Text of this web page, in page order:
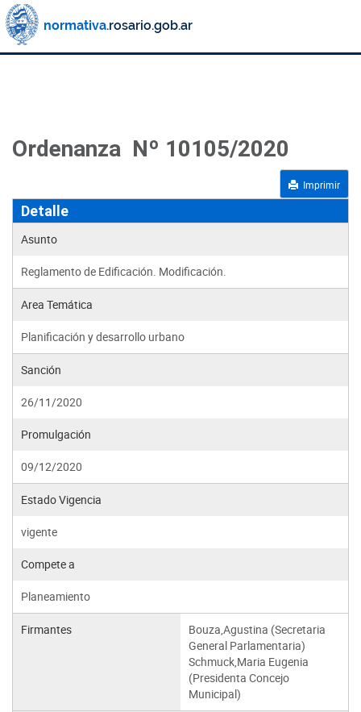
Ordenanza Nº 10105/2020
Imprimir
Detalle
Asunto
Reglamento de Edificación. Modificación.
Area Temática
Planificación y desarrollo urbano
Sanción
26/11/2020
Promulgación
09/12/2020
Estado Vigencia
vigente
Compete a
Planeamiento
Firmantes
Bouza,Agustina (Secretaria
General Parlamentaria)
Schmuck,Maria Eugenia
(Presidenta Concejo
Municipal)